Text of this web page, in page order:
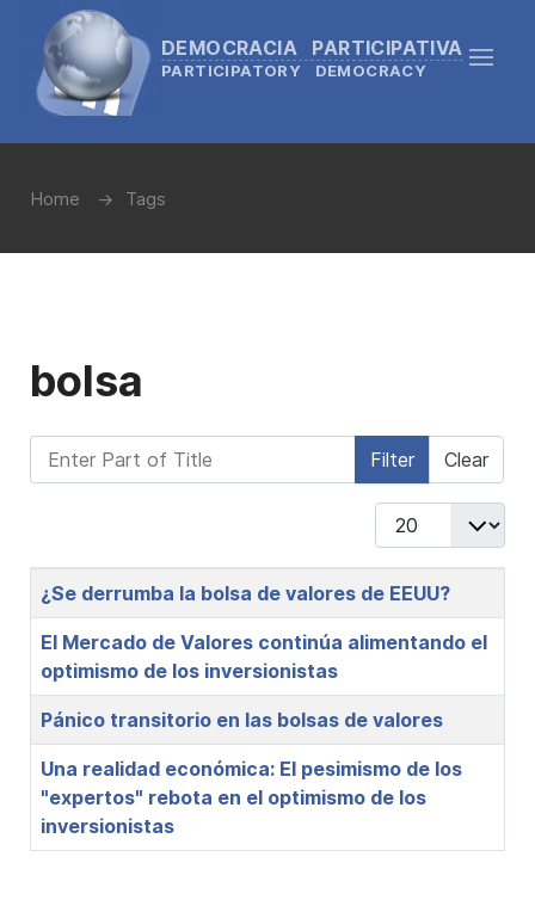
DEMOCRACIA PARTICIPATIVA
PARTICIPATORY DEMOCRACY
Home Tags
bolsa
Enter Part of Title Filter Clear
Display #
Title
¿Se derrumba la bolsa de valores de EEUU?
El Mercado de Valores continúa alimentando el
optimismo de los inversionistas
Pánico transitorio en las bolsas de valores
Una realidad económica: El pesimismo de los
"expertos" rebota en el optimismo de los
inversionistas